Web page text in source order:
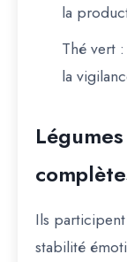
la
Thé vert
la
Ils
stabilité